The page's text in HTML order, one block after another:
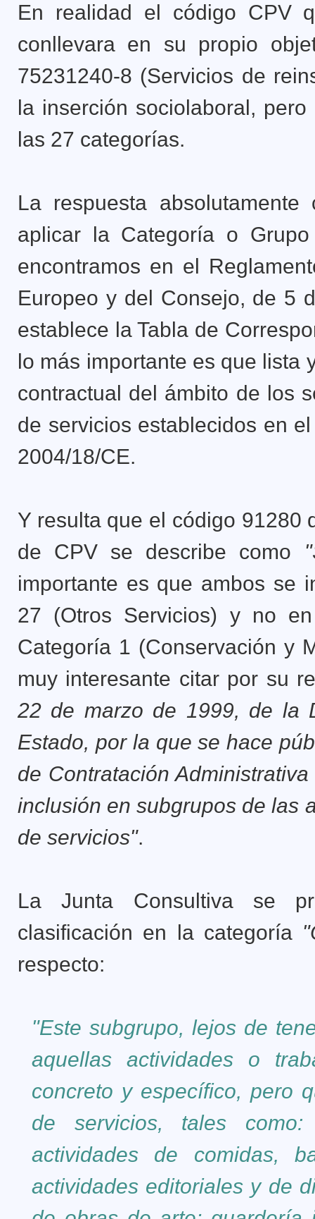
En realidad el código CPV
conllevara en su propio
75231240-8 (Servicios de
la inserción sociolaboral,
las 27 categorías.
La respuesta
aplicar la Categoría o
encontramos en el
Europeo y del Consejo, de 5
establece la Tabla de
lo más importante es que lista
contractual del ámbito de los
de servicios establecidos en
2004/18/CE.
Y resulta que el código 91280
de CPV se describe como
importante es que ambos se
27 (Otros Servicios) y no
Categoría 1 (Conservación y
muy interesante citar por su
22 de marzo de 1999, de la
Estado, por la que se hace
de Contratación
inclusión en subgrupos de las
de servicios".
La Junta Consultiva se
clasificación en la categoría
respecto:
"Este subgrupo, lejos de
aquellas actividades o
concreto y específico, pero
de servicios, tales
actividades de comidas,
actividades editoriales y de